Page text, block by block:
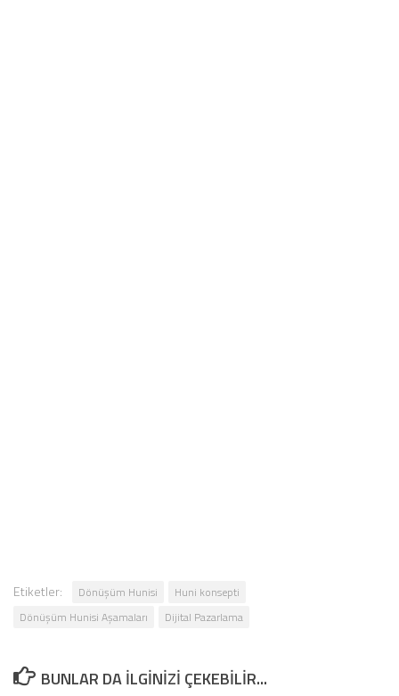
Etiketler: Dönüşüm Hunisi
Huni konsepti
Dönüşüm Hunisi Aşamaları
Dijital Pazarlama
BUNLAR DA ILGINIZI ÇEKEBILIR...